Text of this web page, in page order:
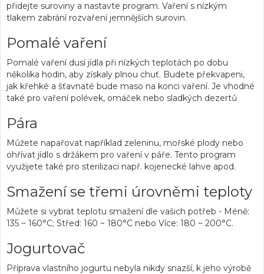
přidejte suroviny a nastavte program. Vaření s nízkým
tlakem zabrání rozvaření jemnějších surovin.
Pomalé vaření
Pomalé vaření dusí jídla při nízkých teplotách po dobu
několika hodin, aby získaly plnou chuť. Budete překvapeni,
jak křehké a šťavnaté bude maso na konci vaření. Je vhodné
také pro vaření polévek, omáček nebo sladkých dezertů
Pára
Můžete napařovat například zeleninu, mořské plody nebo
ohřívat jídlo s držákem pro vaření v páře. Tento program
využijete také pro sterilizaci např. kojenecké lahve apod.
Smažení se třemi úrovněmi teploty
Můžete si vybrat teplotu smažení dle vašich potřeb - Méně:
135 ~ 160°C; Střed: 160 ~ 180°C nebo Více: 180 ~ 200°C.
Jogurtovač
Příprava vlastního jogurtu nebyla nikdy snazší, k jeho výrobě